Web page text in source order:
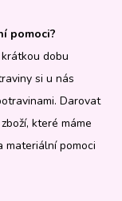
pomoci?
dobu
si u nás
Darovat
které máme
materiální pomoci